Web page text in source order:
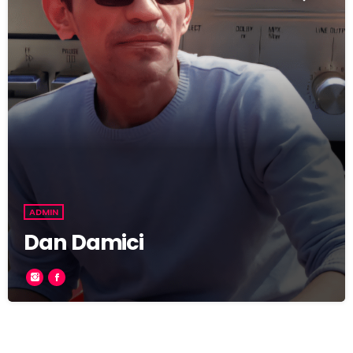
ADMIN
Dan Damici